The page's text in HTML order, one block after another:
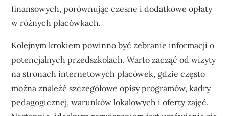
finansowych, porównując czesne i dodatkowe opłaty
w różnych placówkach.
Kolejnym krokiem powinno być zebranie informacji o
potencjalnych przedszkolach. Warto zacząć od wizyty
na stronach internetowych placówek, gdzie często
można znaleźć szczegółowe opisy programów, kadry
pedagogicznej, warunków lokalowych i oferty zajęć.